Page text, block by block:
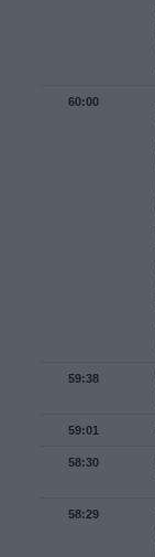
60:00
59:38
59:01
58:30
58:29